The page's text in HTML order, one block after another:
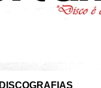
DISCOGRAFIAS